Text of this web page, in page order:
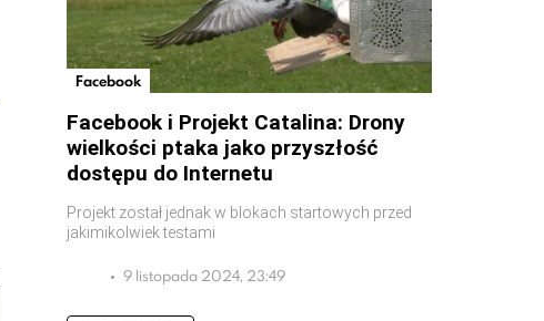
Facebook
Facebook i Projekt Catalina: Drony
wielkości ptaka jako przyszłość
dostępu do Internetu
Projekt został jednak w blokach startowych przed
jakimikolwiek testami
9 listopada 2024, 23:49